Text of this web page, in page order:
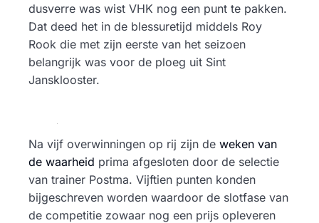
dusverre was wist VHK nog een punt te pakken.
Dat deed het in de blessuretijd middels Roy
Rook die met zijn eerste van het seizoen
belangrijk was voor de ploeg uit Sint
Jansklooster.
Na vijf overwinningen op rij zijn de weken van
de waarheid prima afgesloten door de selectie
van trainer Postma. Vijftien punten konden
bijgeschreven worden waardoor de slotfase van
de competitie zowaar nog een prijs opleveren